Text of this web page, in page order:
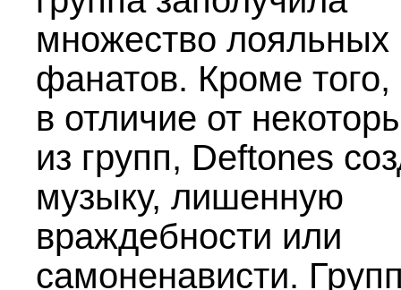
множество лояльных
фанатов. Кроме того,
в отличие от
из групп, Deftones
музыку, лишенную
враждебности или
самоненависти.